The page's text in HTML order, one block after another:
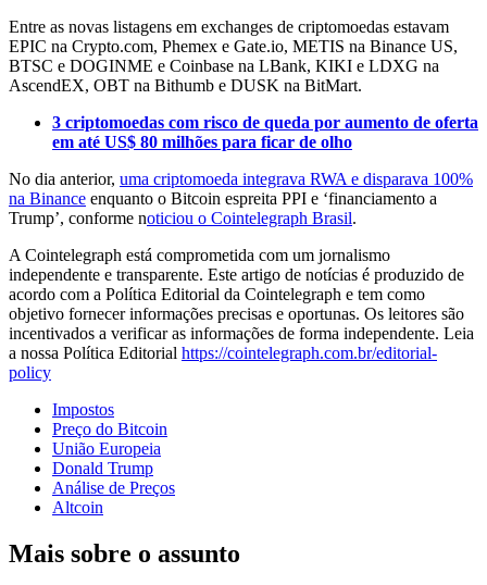
Entre as novas listagens em exchanges de criptomoedas estavam
EPIC na Crypto.com, Phemex e Gate.io, METIS na Binance US,
BTSC e DOGINME e Coinbase na LBank, KIKI e LDXG na
AscendEX, OBT na Bithumb e DUSK na BitMart.
3 criptomoedas com risco de queda por aumento de oferta
em até US$ 80 milhões para ficar de olho
No dia anterior, uma criptomoeda integrava RWA e disparava 100%
na Binance enquanto o Bitcoin espreita PPI e ‘financiamento a
Trump’, conforme noticiou o Cointelegraph Brasil.
A Cointelegraph está comprometida com um jornalismo
independente e transparente. Este artigo de notícias é produzido de
acordo com a Política Editorial da Cointelegraph e tem como
objetivo fornecer informações precisas e oportunas. Os leitores são
incentivados a verificar as informações de forma independente. Leia
a nossa Política Editorial https://cointelegraph.com.br/editorial-
policy
Impostos
Preço do Bitcoin
União Europeia
Donald Trump
Análise de Preços
Altcoin
Mais sobre o assunto